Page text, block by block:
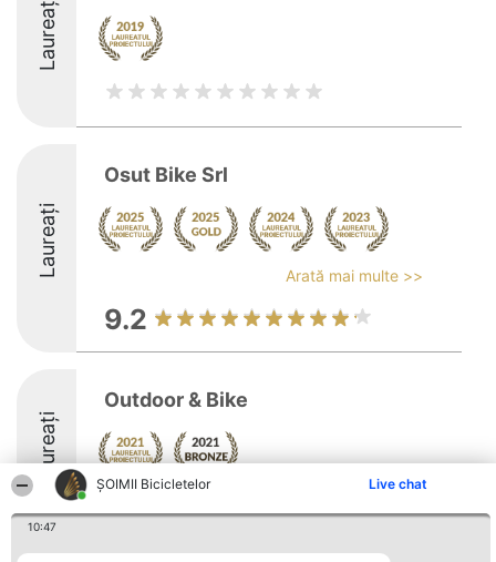
ȘOIMII Bicicletelor Live chat
10:47
Laureați
Laureați
Osut Bike Srl
Arată mai multe >>
9.2
Laureați
Outdoor & Bike